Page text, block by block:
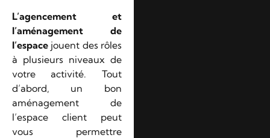
L’agencement et
l’aménagement de
l’espace jouent des rôles
à plusieurs niveaux de
votre activité. Tout
d’abord, un bon
aménagement de
l’espace client peut
vous permettre